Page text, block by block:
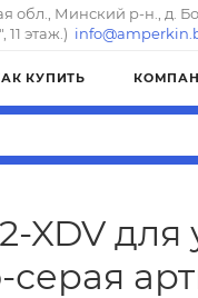
обл., Минский р-н., д.
этаж.)
КУПИТЬ
XDV